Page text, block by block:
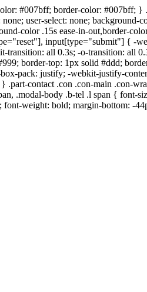
#007bff; border-color: #007bff;
user-select: none;
color .15s ease-in-out,border-
input[type="submit"] { -
all 0.3s; -o-transition: all
border-top: 1px solid #ddd;
pack: justify; -webkit-justify-
contact .con .con-main .con-
.modal-body .b-tel .l span { font-
weight: bold; margin-bottom: -